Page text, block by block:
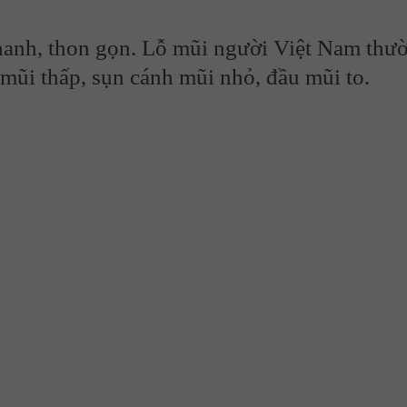
thon gọn. Lỗ mũi người Việt Nam
thấp, sụn cánh mũi nhỏ, đầu mũi to.